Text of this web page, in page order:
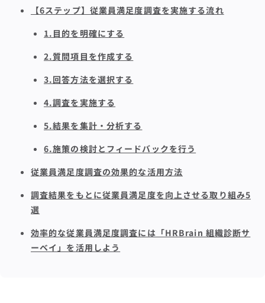
【6ステップ】従業員満足度調査を実施する流れ
1.目的を明確にする
2.質問項目を作成する
3.回答方法を選択する
4.調査を実施する
5.結果を集計・分析する
6.施策の検討とフィードバックを行う
従業員満足度調査の効果的な活用方法
調査結果をもとに従業員満足度を向上させる取り組み5
選
効率的な従業員満足度調査には「HRBrain 組織診断サ
ーベイ」を活用しよう